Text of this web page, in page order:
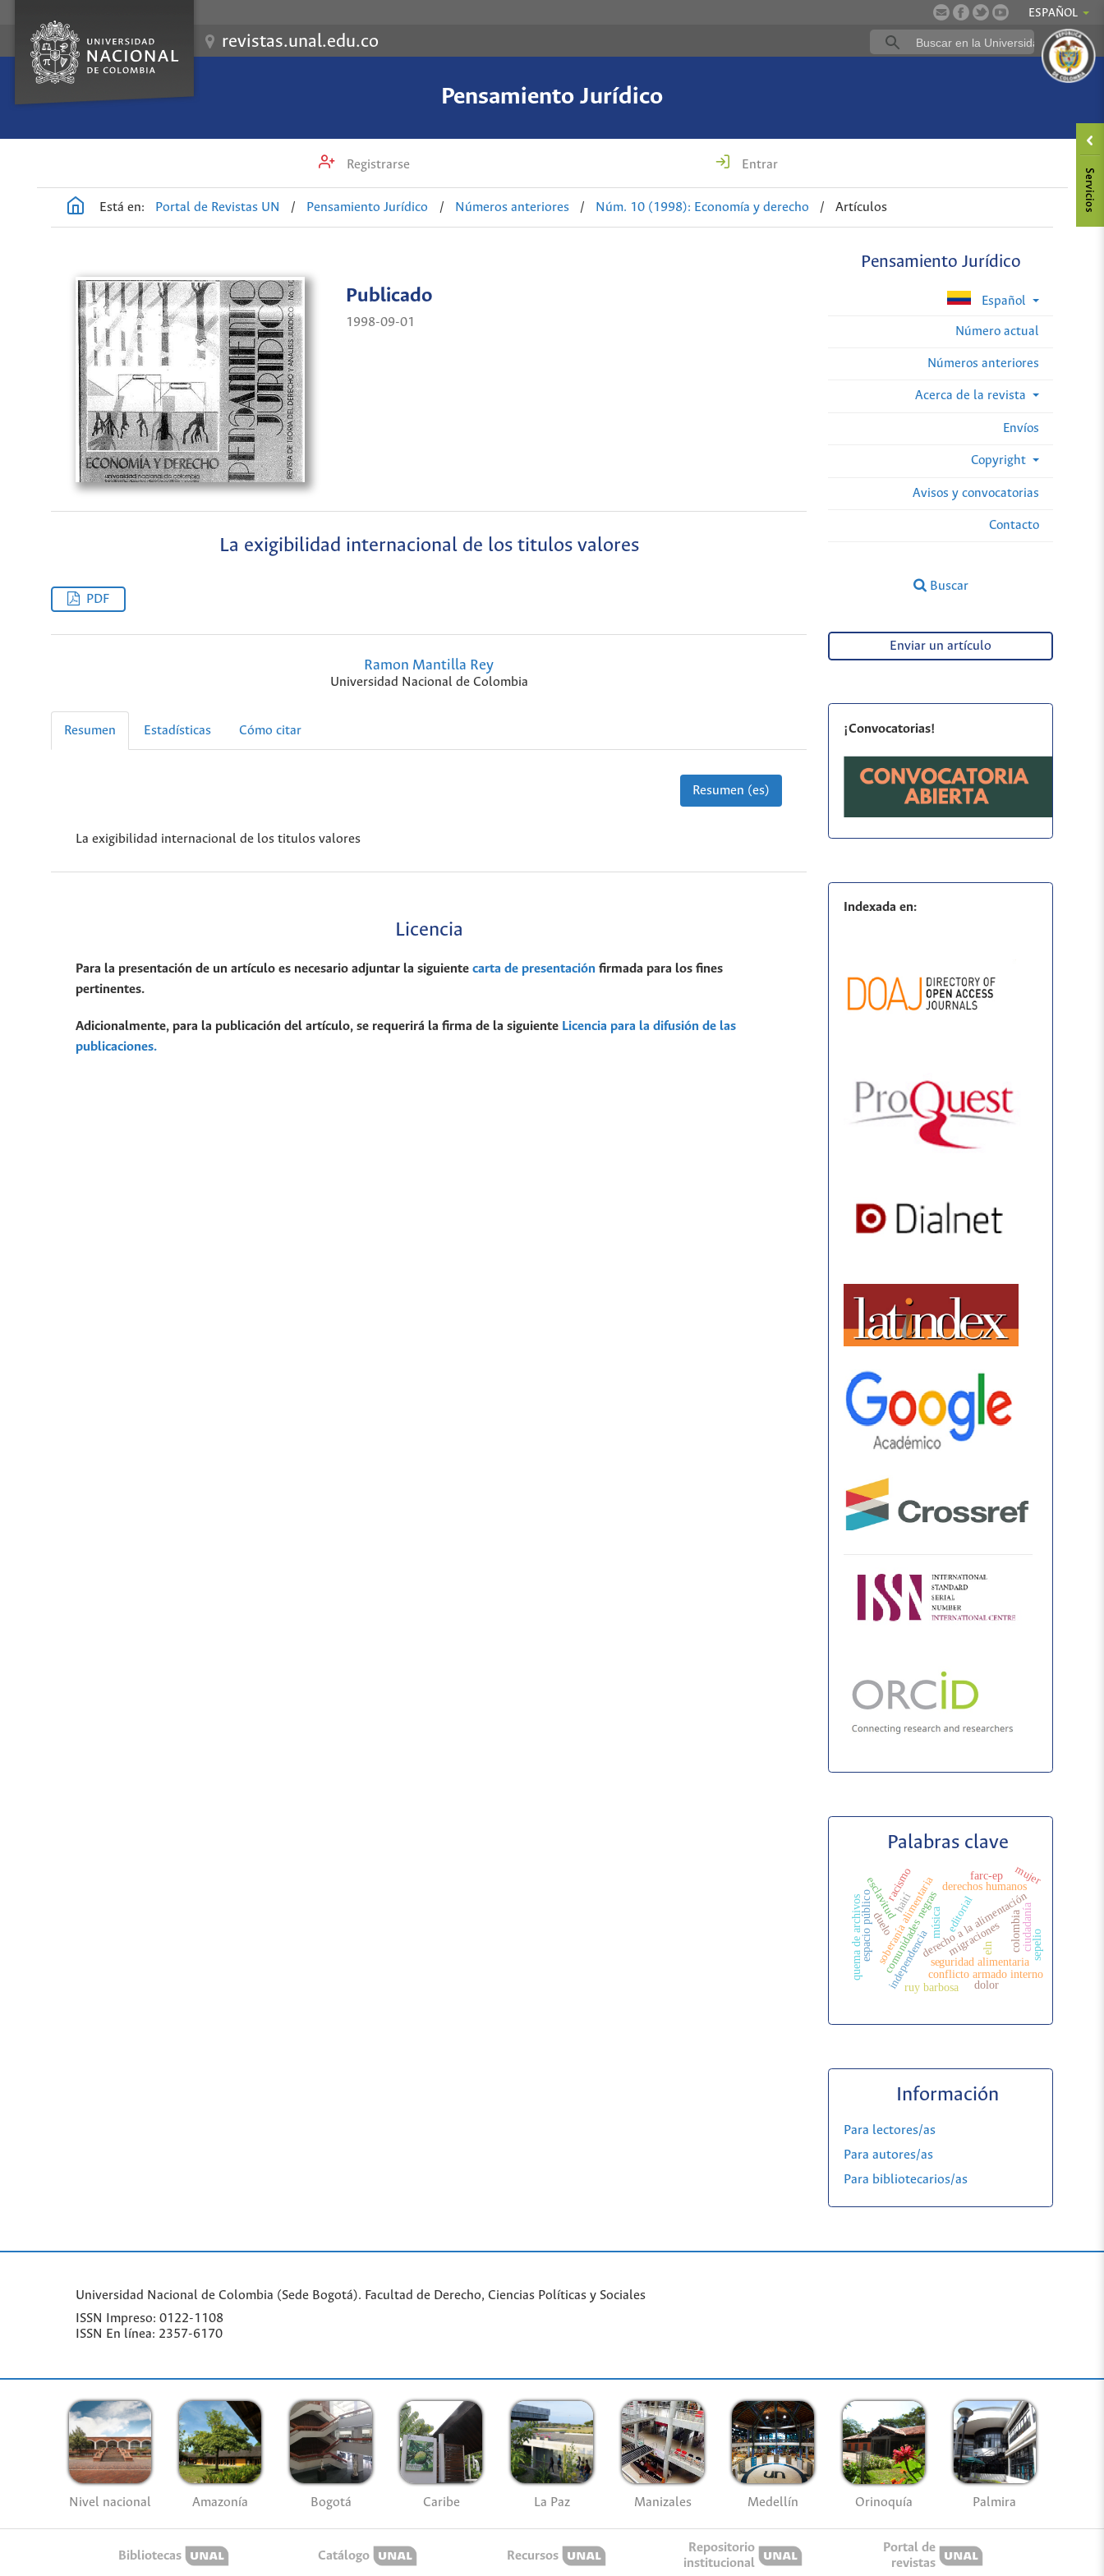
ESPAÑOL
revistas.unal.edu.co
Pensamiento Jurídico
Registrarse Entrar
Está en: Portal de Revistas UN / Pensamiento Jurídico / Números anteriores / Núm. 10 (1998): Economía y derecho / Artículos
Pensamiento Jurídico
Español
Número actual
Números anteriores
Acerca de la revista
Envíos
Copyright
Avisos y convocatorias
Contacto
Buscar
Publicado
1998-09-01
La exigibilidad internacional de los titulos valores
PDF
Ramon Mantilla Rey
Universidad Nacional de Colombia
Resumen Estadísticas Cómo citar
Resumen (es)
La exigibilidad internacional de los titulos valores
Licencia
Para la presentación de un artículo es necesario adjuntar la siguiente carta de presentación firmada para los fines
pertinentes.
Adicionalmente, para la publicación del artículo, se requerirá la firma de la siguiente Licencia para la difusión de las
publicaciones.
Enviar un artículo
¡Convocatorias!
Indexada en:
Palabras clave
editorial
derecho a la alimentación
seguridad alimentaria
soberanía alimentaria migraciones
independencia
haití ciudadanía
esclavitud
espacio públicocomunidades negras
derechos humanos
colombia
conflicto armado interno
música
eln
farc-ep
racismo
ruy barbosa
quema de archivos
mujer
dolor
duelo
sepelio
Información
Para lectores/as
Para autores/as
Para bibliotecarios/as
Universidad Nacional de Colombia (Sede Bogotá). Facultad de Derecho, Ciencias Políticas y Sociales
ISSN Impreso: 0122-1108
ISSN En línea: 2357-6170
Nivel nacional Amazonía Bogotá Caribe La Paz Manizales Medellín Orinoquía Palmira
Bibliotecas Catálogo Recursos
Repositorio
institucional
Portal de
revistas